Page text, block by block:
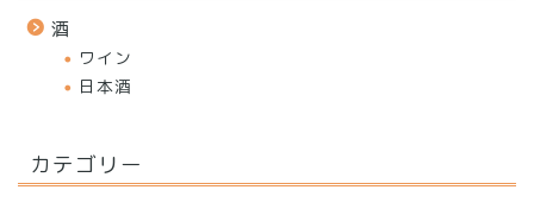
酒
ワイン
日本酒
カテゴリー